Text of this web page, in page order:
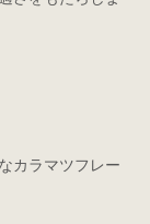
カラマツフレー